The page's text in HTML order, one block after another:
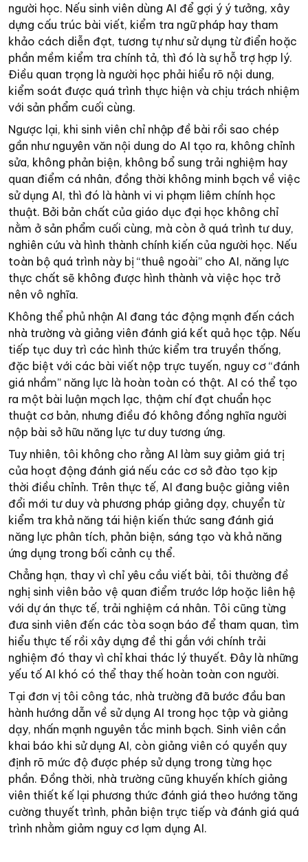
người học. Nếu sinh viên dùng AI để gợi ý ý tưởng, xây
dựng cấu trúc bài viết, kiểm tra ngữ pháp hay tham
khảo cách diễn đạt, tương tự như sử dụng từ điển hoặc
phần mềm kiểm tra chính tả, thì đó là sự hỗ trợ hợp lý.
Điều quan trọng là người học phải hiểu rõ nội dung,
kiểm soát được quá trình thực hiện và chịu trách nhiệm
với sản phẩm cuối cùng.
Ngược lại, khi sinh viên chỉ nhập đề bài rồi sao chép
gần như nguyên văn nội dung do AI tạo ra, không chỉnh
sửa, không phản biện, không bổ sung trải nghiệm hay
quan điểm cá nhân, đồng thời không minh bạch về việc
sử dụng AI, thì đó là hành vi vi phạm liêm chính học
thuật. Bởi bản chất của giáo dục đại học không chỉ
nằm ở sản phẩm cuối cùng, mà còn ở quá trình tư duy,
nghiên cứu và hình thành chính kiến của người học. Nếu
toàn bộ quá trình này bị “thuê ngoài” cho AI, năng lực
thực chất sẽ không được hình thành và việc học trở
nên vô nghĩa.
Không thể phủ nhận AI đang tác động mạnh đến cách
nhà trường và giảng viên đánh giá kết quả học tập. Nếu
tiếp tục duy trì các hình thức kiểm tra truyền thống,
đặc biệt với các bài viết nộp trực tuyến, nguy cơ “đánh
giá nhầm” năng lực là hoàn toàn có thật. AI có thể tạo
ra một bài luận mạch lạc, thậm chí đạt chuẩn học
thuật cơ bản, nhưng điều đó không đồng nghĩa người
nộp bài sở hữu năng lực tư duy tương ứng.
Tuy nhiên, tôi không cho rằng AI làm suy giảm giá trị
của hoạt động đánh giá nếu các cơ sở đào tạo kịp
thời điều chỉnh. Trên thực tế, AI đang buộc giảng viên
đổi mới tư duy và phương pháp giảng dạy, chuyển từ
kiểm tra khả năng tái hiện kiến thức sang đánh giá
năng lực phân tích, phản biện, sáng tạo và khả năng
ứng dụng trong bối cảnh cụ thể.
Chẳng hạn, thay vì chỉ yêu cầu viết bài, tôi thường đề
nghị sinh viên bảo vệ quan điểm trước lớp hoặc liên hệ
với dự án thực tế, trải nghiệm cá nhân. Tôi cũng từng
đưa sinh viên đến các tòa soạn báo để tham quan, tìm
hiểu thực tế rồi xây dựng đề thi gắn với chính trải
nghiệm đó thay vì chỉ khai thác lý thuyết. Đây là những
yếu tố AI khó có thể thay thế hoàn toàn con người.
Tại đơn vị tôi công tác, nhà trường đã bước đầu ban
hành hướng dẫn về sử dụng AI trong học tập và giảng
dạy, nhấn mạnh nguyên tắc minh bạch. Sinh viên cần
khai báo khi sử dụng AI, còn giảng viên có quyền quy
định rõ mức độ được phép sử dụng trong từng học
phần. Đồng thời, nhà trường cũng khuyến khích giảng
viên thiết kế lại phương thức đánh giá theo hướng tăng
cường thuyết trình, phản biện trực tiếp và đánh giá quá
trình nhằm giảm nguy cơ lạm dụng AI.​